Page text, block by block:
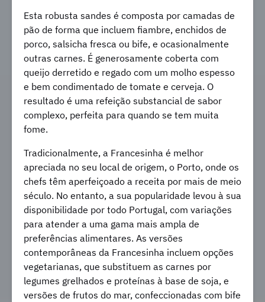
Esta robusta sandes é composta por camadas de
pão de forma que incluem fiambre, enchidos de
porco, salsicha fresca ou bife, e ocasionalmente
outras carnes. É generosamente coberta com
queijo derretido e regado com um molho espesso
e bem condimentado de tomate e cerveja. O
resultado é uma refeição substancial de sabor
complexo, perfeita para quando se tem muita
fome.
Tradicionalmente, a Francesinha é melhor
apreciada no seu local de origem, o Porto, onde os
chefs têm aperfeiçoado a receita por mais de meio
século. No entanto, a sua popularidade levou à sua
disponibilidade por todo Portugal, com variações
para atender a uma gama mais ampla de
preferências alimentares. As versões
contemporâneas da Francesinha incluem opções
vegetarianas, que substituem as carnes por
legumes grelhados e proteínas à base de soja, e
versões de frutos do mar, confeccionadas com bife